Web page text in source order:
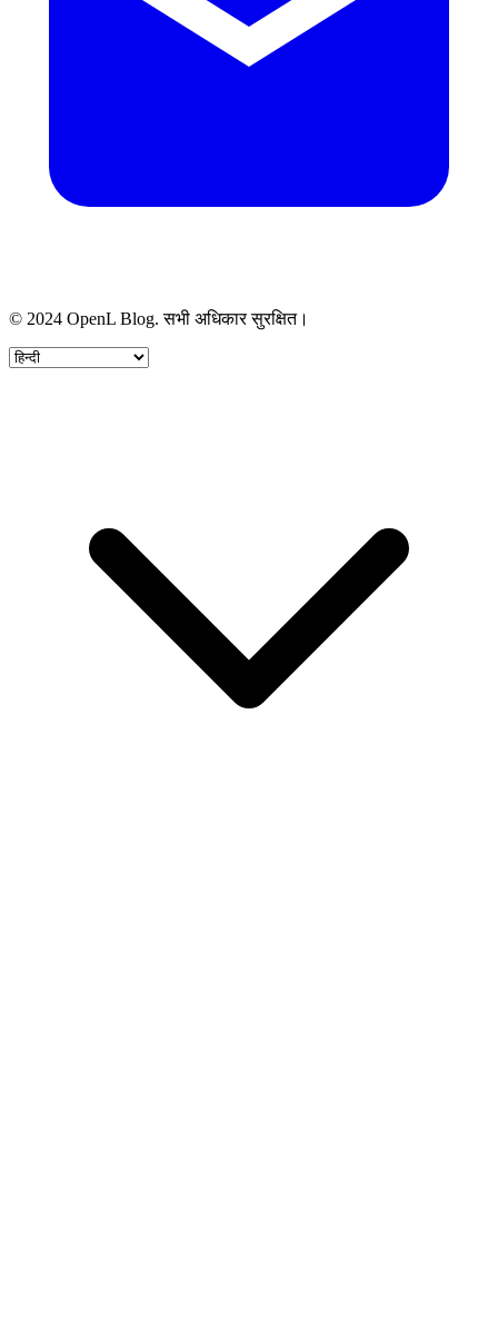
© 2024 OpenL Blog. सभी अधिकार सुरक्षित।